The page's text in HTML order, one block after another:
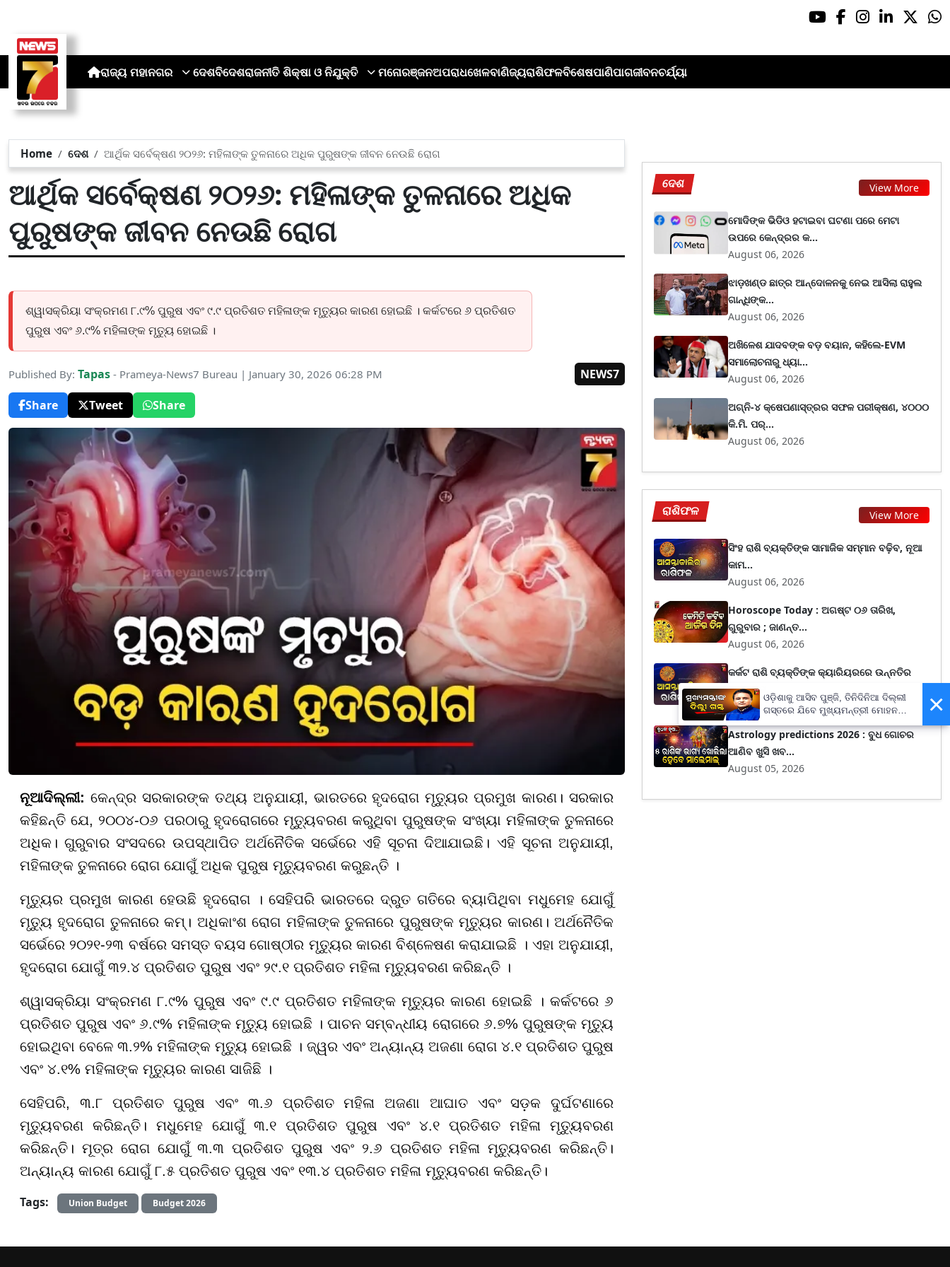
ରାଜ୍ୟ ମହାନଗର ଦେଶବିଦେଶରାଜନୀତି ଶିକ୍ଷା ଓ ନିଯୁକ୍ତି ମନୋରଞ୍ଜନଅପରାଧଖେଳବାଣିଜ୍ୟରାଶିଫଳବିଶେଷପାଣିପାଗଜୀବନଚର୍ଯ୍ୟା
Home ଦେଶ ଆର୍ଥିକ ସର୍ବେକ୍ଷଣ ୨୦୨୬: ମହିଳାଙ୍କ ତୁଳନାରେ ଅଧିକ ପୁରୁଷଙ୍କ ଜୀବନ ନେଉଛି ରୋଗ
ଆର୍ଥିକ ସର୍ବେକ୍ଷଣ ୨୦୨୬: ମହିଳାଙ୍କ ତୁଳନାରେ ଅଧିକ
ପୁରୁଷଙ୍କ ଜୀବନ ନେଉଛି ରୋଗ
ଶ୍ୱାସକ୍ରିୟା ସଂକ୍ରମଣ ୮.୯% ପୁରୁଷ ଏବଂ ୯.୯ ପ୍ରତିଶତ ମହିଳାଙ୍କ ମୃତ୍ୟୁର କାରଣ ହୋଇଛି । କର୍କଟରେ ୬ ପ୍ରତିଶତ
ପୁରୁଷ ଏବଂ ୬.୯% ମହିଳାଙ୍କ ମୃତ୍ୟୁ ହୋଇଛି ।
Published By: Tapas - Prameya-News7 Bureau | January 30, 2026 06:28 PM
NEWS7
Share
Tweet Share
ନୂଆଦିଲ୍ଲୀ: କେନ୍ଦ୍ର ସରକାରଙ୍କ ତଥ୍ୟ ଅନୁଯାୟୀ, ଭାରତରେ ହୃଦରୋଗ ମୃତ୍ୟୁର ପ୍ରମୁଖ କାରଣ। ସରକାର
କହିଛନ୍ତି ଯେ, ୨୦୦୪-୦୬ ପରଠାରୁ ହୃଦରୋଗରେ ମୃତ୍ୟୁବରଣ କରୁଥିବା ପୁରୁଷଙ୍କ ସଂଖ୍ୟା ମହିଳାଙ୍କ ତୁଳନାରେ
ଅଧିକ। ଗୁରୁବାର ସଂସଦରେ ଉପସ୍ଥାପିତ ଅର୍ଥନୈତିକ ସର୍ଭେରେ ଏହି ସୂଚନା ଦିଆଯାଇଛି। ଏହି ସୂଚନା ଅନୁଯାୟୀ,
ମହିଳାଙ୍କ ତୁଳନାରେ ରୋଗ ଯୋଗୁଁ ଅଧିକ ପୁରୁଷ ମୃତ୍ୟୁବରଣ କରୁଛନ୍ତି ।
ମୃତ୍ୟୁର ପ୍ରମୁଖ କାରଣ ହେଉଛି ହୃଦରୋଗ । ସେହିପରି ଭାରତରେ ଦ୍ରୁତ ଗତିରେ ବ୍ୟାପିଥିବା ମଧୁମେହ ଯୋଗୁଁ
ମୃତ୍ୟୁ ହୃଦରୋଗ ତୁଳନାରେ କମ୍। ଅଧିକାଂଶ ରୋଗ ମହିଳାଙ୍କ ତୁଳନାରେ ପୁରୁଷଙ୍କ ମୃତ୍ୟୁର କାରଣ। ଅର୍ଥନୈତିକ
ସର୍ଭେରେ ୨୦୨୧-୨୩ ବର୍ଷରେ ସମସ୍ତ ବୟସ ଗୋଷ୍ଠୀର ମୃତ୍ୟୁର କାରଣ ବିଶ୍ଳେଷଣ କରାଯାଇଛି । ଏହା ଅନୁଯାୟୀ,
ହୃଦରୋଗ ଯୋଗୁଁ ୩୨.୪ ପ୍ରତିଶତ ପୁରୁଷ ଏବଂ ୨୯.୧ ପ୍ରତିଶତ ମହିଳା ମୃତ୍ୟୁବରଣ କରିଛନ୍ତି ।
ଶ୍ୱାସକ୍ରିୟା ସଂକ୍ରମଣ ୮.୯% ପୁରୁଷ ଏବଂ ୯.୯ ପ୍ରତିଶତ ମହିଳାଙ୍କ ମୃତ୍ୟୁର କାରଣ ହୋଇଛି । କର୍କଟରେ ୬
ପ୍ରତିଶତ ପୁରୁଷ ଏବଂ ୬.୯% ମହିଳାଙ୍କ ମୃତ୍ୟୁ ହୋଇଛି । ପାଚନ ସମ୍ବନ୍ଧୀୟ ରୋଗରେ ୬.୭% ପୁରୁଷଙ୍କ ମୃତ୍ୟୁ
ହୋଇଥିବା ବେଳେ ୩.୨% ମହିଳାଙ୍କ ମୃତ୍ୟୁ ହୋଇଛି । ଜ୍ୱର ଏବଂ ଅନ୍ୟାନ୍ୟ ଅଜଣା ରୋଗ ୪.୧ ପ୍ରତିଶତ ପୁରୁଷ
ଏବଂ ୪.୧% ମହିଳାଙ୍କ ମୃତ୍ୟୁର କାରଣ ସାଜିଛି ।
ସେହିପରି, ୩.୮ ପ୍ରତିଶତ ପୁରୁଷ ଏବଂ ୩.୬ ପ୍ରତିଶତ ମହିଳା ଅଜଣା ଆଘାତ ଏବଂ ସଡ଼କ ଦୁର୍ଘଟଣାରେ
ମୃତ୍ୟୁବରଣ କରିଛନ୍ତି। ମଧୁମେହ ଯୋଗୁଁ ୩.୧ ପ୍ରତିଶତ ପୁରୁଷ ଏବଂ ୪.୧ ପ୍ରତିଶତ ମହିଳା ମୃତ୍ୟୁବରଣ
କରିଛନ୍ତି। ମୂତ୍ର ରୋଗ ଯୋଗୁଁ ୩.୩ ପ୍ରତିଶତ ପୁରୁଷ ଏବଂ ୨.୬ ପ୍ରତିଶତ ମହିଳା ମୃତ୍ୟୁବରଣ କରିଛନ୍ତି।
ଅନ୍ୟାନ୍ୟ କାରଣ ଯୋଗୁଁ ୮.୫ ପ୍ରତିଶତ ପୁରୁଷ ଏବଂ ୧୩.୪ ପ୍ରତିଶତ ମହିଳା ମୃତ୍ୟୁବରଣ କରିଛନ୍ତି।
Tags:
Union Budget Budget 2026
ଦେଶ View More
ମୋଦିଙ୍କ ଭିଡିଓ ହଟାଇବା ଘଟଣା ପରେ ମେଟା
ଉପରେ କେନ୍ଦ୍ରର କ...
August 06, 2026
ଝାଡ଼ଖଣ୍ଡ ଛାତ୍ର ଆନ୍ଦୋଳନକୁ ନେଇ ଆସିଲା ରାହୁଲ
ଗାନ୍ଧିଙ୍କ...
August 06, 2026
ଅଖିଳେଶ ଯାଦବଙ୍କ ବଡ଼ ବୟାନ, କହିଲେ-EVM
ସମାଲୋଚନାରୁ ଧ୍ୟା...
August 06, 2026
ଅଗ୍ନି-୪ କ୍ଷେପଣାସ୍ତ୍ରର ସଫଳ ପରୀକ୍ଷଣ, ୪୦୦୦
କି.ମି. ପର୍...
August 06, 2026
ରାଶିଫଳ View More
ସିଂହ ରାଶି ବ୍ୟକ୍ତିଙ୍କ ସାମାଜିକ ସମ୍ମାନ ବଢ଼ିବ, ନୂଆ
କାମ...
August 06, 2026
Horoscope Today : ଅଗଷ୍ଟ ୦୬ ତାରିଖ,
ଗୁରୁବାର ; ଜାଣନ୍ତ...
August 06, 2026
କର୍କଟ ରାଶି ବ୍ୟକ୍ତିଙ୍କ କ୍ୟାରିୟରରେ ଉନ୍ନତିର
ସମ୍ଭାବନା...
August 05, 2026
Astrology predictions 2026 : ବୁଧ ଗୋଚର
ଆଣିବ ଖୁସି ଖବ...
August 05, 2026
×
ଓଡ଼ିଶାକୁ ଆସିବ ପୁଞ୍ଜି, ତିନିଦିନିଆ ଦିଲ୍ଲୀ
ଗସ୍ତରେ ଯିବେ ମୁଖ୍ୟମନ୍ତ୍ରୀ ମୋହନ
ମାଝୀ